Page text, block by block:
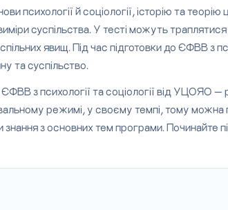
психології й соціології, історію та теорію
суспільства. У тесті можуть
явищ. Під час підготовки до ЄФВВ з
та суспільство.
з психології та соціології від УЦОЯО —
режимі, у своєму темпі, тому можна
з основних тем програми. Починайте